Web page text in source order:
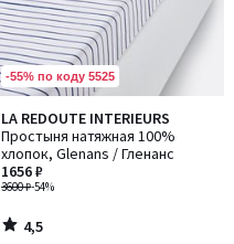
-55% по коду 5525
LA REDOUTE INTERIEURS
Простыня натяжная 100%
хлопок, Glenans / Гленанс
3600 ₽-54%
1656 ₽
4,5
/ 5
4,5
/